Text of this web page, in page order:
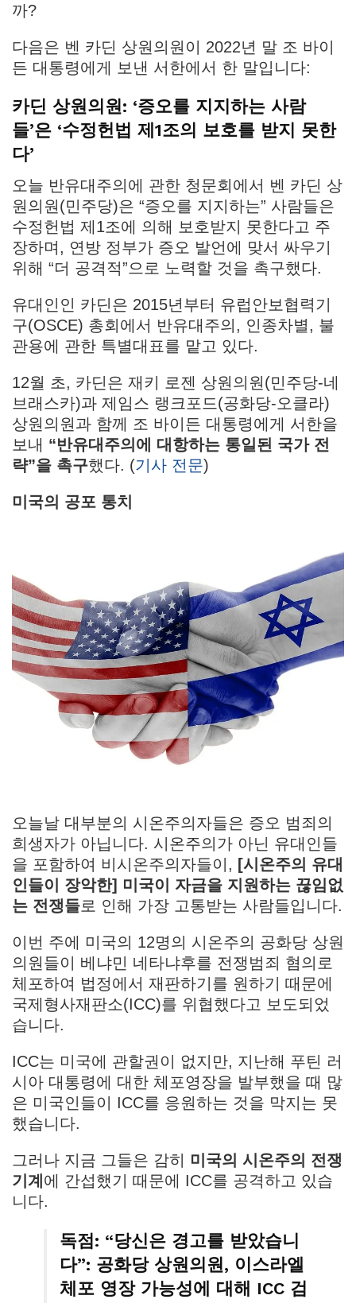
까?
다음은 벤 카딘 상원의원이 2022년 말 조 바이
든 대통령에게 보낸 서한에서 한 말입니다:
카딘 상원의원: ‘증오를 지지하는 사람
들’은 ‘수정헌법 제1조의 보호를 받지 못한
다’
오늘 반유대주의에 관한 청문회에서 벤 카딘 상
원의원(민주당)은 “증오를 지지하는” 사람들은
수정헌법 제1조에 의해 보호받지 못한다고 주
장하며, 연방 정부가 증오 발언에 맞서 싸우기
위해 “더 공격적”으로 노력할 것을 촉구했다.
유대인인 카딘은 2015년부터 유럽안보협력기
구(OSCE) 총회에서 반유대주의, 인종차별, 불
관용에 관한 특별대표를 맡고 있다.
12월 초, 카딘은 재키 로젠 상원의원(민주당-네
브래스카)과 제임스 랭크포드(공화당-오클라)
상원의원과 함께 조 바이든 대통령에게 서한을
보내 “반유대주의에 대항하는 통일된 국가 전
략”을 촉구했다. (기사 전문)
미국의 공포 통치
오늘날 대부분의 시온주의자들은 증오 범죄의
희생자가 아닙니다. 시온주의가 아닌 유대인들
을 포함하여 비시온주의자들이, [시온주의 유대
인들이 장악한] 미국이 자금을 지원하는 끊임없
는 전쟁들로 인해 가장 고통받는 사람들입니다.
이번 주에 미국의 12명의 시온주의 공화당 상원
의원들이 베냐민 네타냐후를 전쟁범죄 혐의로
체포하여 법정에서 재판하기를 원하기 때문에
국제형사재판소(ICC)를 위협했다고 보도되었
습니다.
ICC는 미국에 관할권이 없지만, 지난해 푸틴 러
시아 대통령에 대한 체포영장을 발부했을 때 많
은 미국인들이 ICC를 응원하는 것을 막지는 못
했습니다.
그러나 지금 그들은 감히 미국의 시온주의 전쟁
기계 에 간섭했기 때문에 ICC를 공격하고 있습
니다.
독점: “당신은 경고를 받았습니
다”: 공화당 상원의원, 이스라엘
체포 영장 가능성에 대해 ICC 검